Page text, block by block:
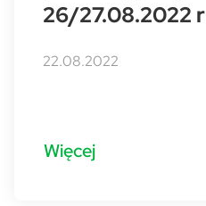
26/27.08.2022 r
22.08.2022
Więcej